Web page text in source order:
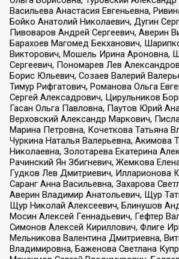
Васильева Анастасия Евгеньевна,
Бойко Анатолий Николаевич, Дугин
Пивоваров Андрей Сергеевич, Аверин
Барахоев Магомед Бекханович,
Викторович, Мошель Ирина Ароновна,
Сергеевич, Пономарев Лев
Борис Юльевич, Созаев Валерий
Тимур Рифгатович, Романова Ольга
Сергей Алексадрович, Цирульников
Гасан Ольга Павловна, Паутов Юрий
Верховский Александр Маркович,
Марина Петровна, Кочеткова Татьяна
Чуркина Наталья Валерьевна, Акимова
Николаевна, Золотарева Екатерина
Рачинский Ян Збигневич, Жемкова
Гудков Лев Дмитриевич, Илларионова
Саранг Анна Васильевна, Захарова
Аверин Владимир Анатольевич, Щур
Щур Николай Алексеевич, Блинушов
Мосин Алексей Геннадьевич, Гефтер
Симонов Алексей Кириллович, Флиге
Мельникова Валентина Дмитриевна,
Владимировна, Баженова Светлана